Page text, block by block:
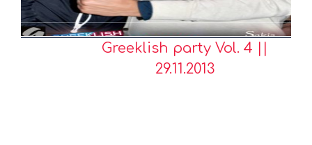
Greeklish party Vol. 4 ||
29.11.2013